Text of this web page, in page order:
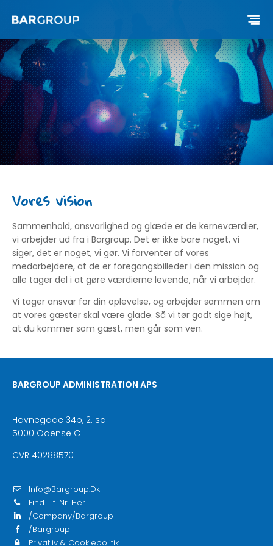
Vores vision
Sammenhold, ansvarlighed og glæde er de kerneværdier,
vi arbejder ud fra i Bargroup. Det er ikke bare noget, vi
siger, det er noget, vi gør. Vi forventer af vores
medarbejdere, at de er foregangsbilleder i den mission og
alle tager del i at gøre værdierne levende, når vi arbejder.
Vi tager ansvar for din oplevelse, og arbejder sammen om
at vores gæster skal være glade. Så vi tør godt sige højt,
at du kommer som gæst, men går som ven.
BARGROUP ADMINISTRATION APS
Havnegade 34b, 2. sal
5000 Odense C
CVR 40288570
Info@bargroup.dk
Find Tlf. Nr. Her
/company/bargroup
/bargroup
Privatliv & Cookiepolitik